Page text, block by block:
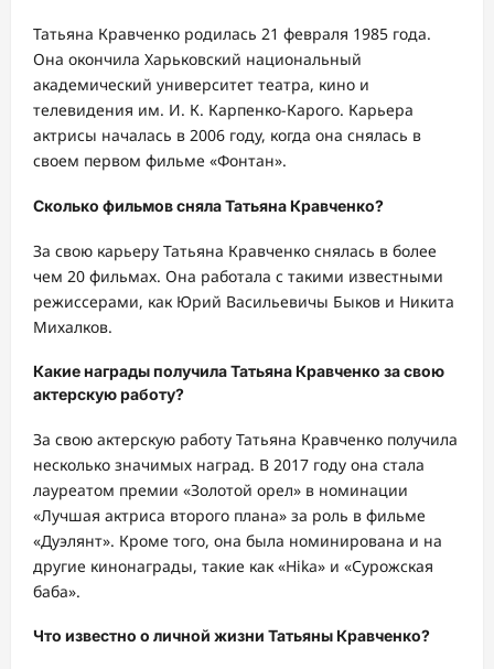
Татьяна Кравченко родилась 21 февраля 1985 года.
Она окончила Харьковский национальный
академический университет театра, кино и
телевидения им. И. К. Карпенко-Карого. Карьера
актрисы началась в 2006 году, когда она снялась в
своем первом фильме «Фонтан».
Сколько фильмов сняла Татьяна Кравченко?
За свою карьеру Татьяна Кравченко снялась в более
чем 20 фильмах. Она работала с такими известными
режиссерами, как Юрий Васильевичы Быков и Никита
Михалков.
Какие награды получила Татьяна Кравченко за свою
актерскую работу?
За свою актерскую работу Татьяна Кравченко получила
несколько значимых наград. В 2017 году она стала
лауреатом премии «Золотой орел» в номинации
«Лучшая актриса второго плана» за роль в фильме
«Дуэлянт». Кроме того, она была номинирована и на
другие кинонаграды, такие как «Нika» и «Сурожская
баба».
Что известно о личной жизни Татьяны Кравченко?